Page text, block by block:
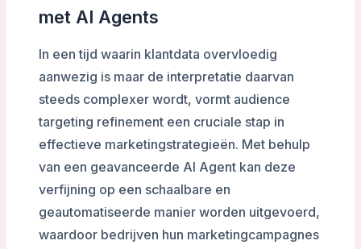
met AI Agents
In een tijd waarin klantdata overvloedig
aanwezig is maar de interpretatie daarvan
steeds complexer wordt, vormt audience
targeting refinement een cruciale stap in
effectieve marketingstrategieën. Met behulp
van een geavanceerde AI Agent kan deze
verfijning op een schaalbare en
geautomatiseerde manier worden uitgevoerd,
waardoor bedrijven hun marketingcampagnes